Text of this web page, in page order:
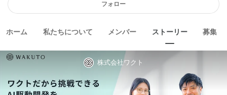
フォロー
ホーム 私たちについて メンバー ストーリー 募集
株式会社ワクト